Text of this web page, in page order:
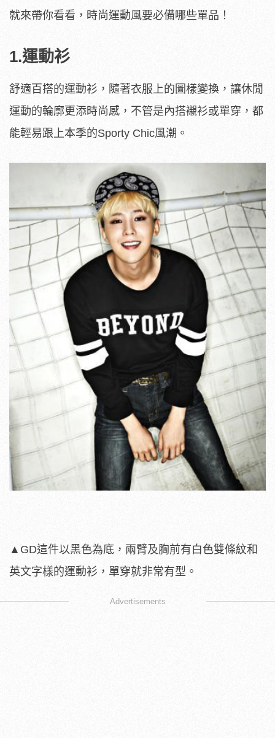
就來帶你看看，時尚運動風要必備哪些單品！
1.運動衫
舒適百搭的運動衫，隨著衣服上的圖樣變換，讓休閒
運動的輪廓更添時尚感，不管是內搭襯衫或單穿，都
能輕易跟上本季的Sporty Chic風潮。
▲GD這件以黑色為底，兩臂及胸前有白色雙條紋和
英文字樣的運動衫，單穿就非常有型。
Advertisements